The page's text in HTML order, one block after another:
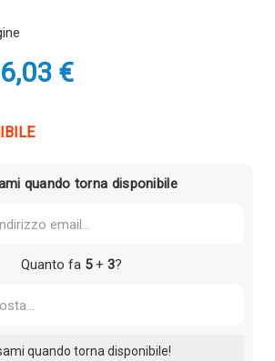
€Il
prezzo
quando torna disponibile
Quanto fa 5+ 3?